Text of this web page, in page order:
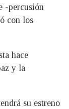
-percusión
con los
hace
y la
su estreno